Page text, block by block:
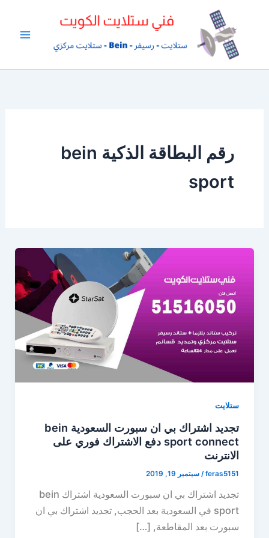
رقم البطاقة الذكية bein
sport
ستلايت
تجديد اشتراك بي ان سبورت السعودية bein
sport connect دفع الاشتراك فوري على
الانترنت
feras5151
/ سبتمبر 19, 2019
تجديد اشتراك بي ان سبورت السعودية اشتراك bein
sport في السعودية بعد الحجب, تجديد اشتراك بي ان
سبورت بعد المقاطعة, […]